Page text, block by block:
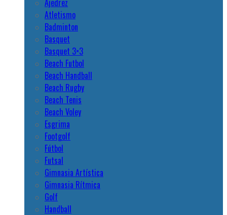
Ajedrez
Atletismo
Badminton
Basquet
Basquet 3×3
Beach Futbol
Beach Handball
Beach Rugby
Beach Tenis
Beach Voley
Esgrima
Footgolf
Fútbol
Futsal
Gimnasia Artística
Gimnasia Rítmica
Golf
Handball